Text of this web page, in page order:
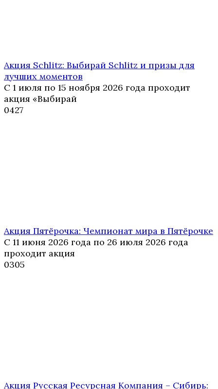
Акция Schlitz: Выбирай Schlitz и призы для
лучших моментов
С 1 июля по 15 ноября 2026 года проходит
акция «Выбирай
0427
Акция Пятёрочка: Чемпионат мира в Пятёрочке
С 11 июня 2026 года по 26 июля 2026 года
проходит акция
0305
Акция Русская Ресурсная Компания – Сибирь: